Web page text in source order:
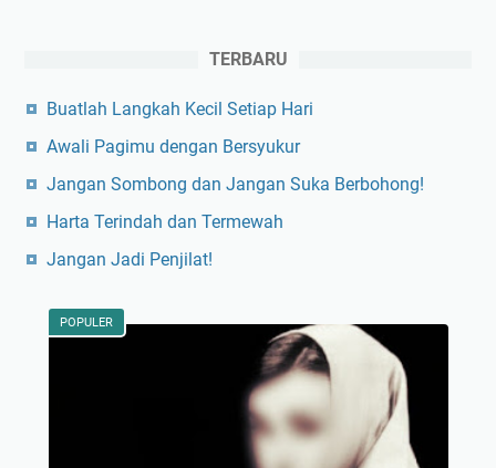
TERBARU
Buatlah Langkah Kecil Setiap Hari
Awali Pagimu dengan Bersyukur
Jangan Sombong dan Jangan Suka Berbohong!
Harta Terindah dan Termewah
Jangan Jadi Penjilat!
POPULER